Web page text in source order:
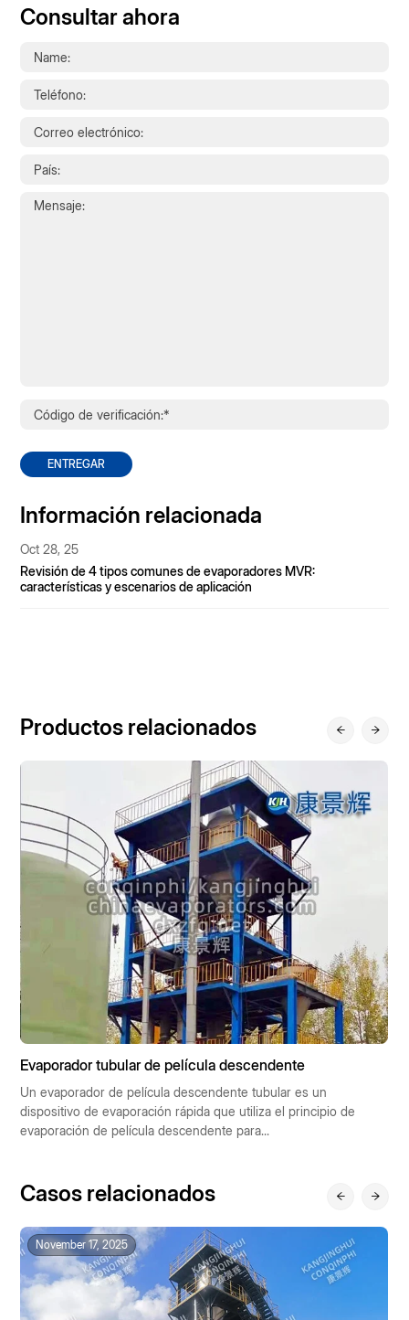
Consultar ahora
ENTREGAR
Información relacionada
Nov 21, 25
¿Cuáles son los tipos de dispositivos de evaporación y
cristalización de salmuera concentrada?
Productos relacionados
Evaporador tubular de película descendente
Un evaporador de película descendente tubular es un
dispositivo de evaporación rápida que utiliza el principio de
evaporación de película descendente para...
Casos relacionados
November 17, 2025